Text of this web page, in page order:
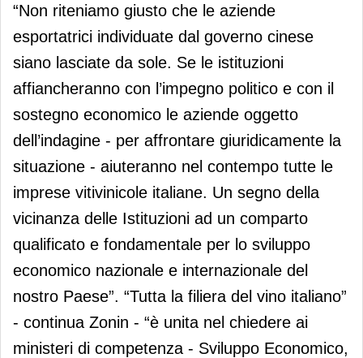
“Non riteniamo giusto che le aziende
esportatrici individuate dal governo cinese
siano lasciate da sole. Se le istituzioni
affiancheranno con l’impegno politico e con il
sostegno economico le aziende oggetto
dell’indagine - per affrontare giuridicamente la
situazione - aiuteranno nel contempo tutte le
imprese vitivinicole italiane. Un segno della
vicinanza delle Istituzioni ad un comparto
qualificato e fondamentale per lo sviluppo
economico nazionale e internazionale del
nostro Paese”. “Tutta la filiera del vino italiano”
- continua Zonin - “è unita nel chiedere ai
ministeri di competenza - Sviluppo Economico,